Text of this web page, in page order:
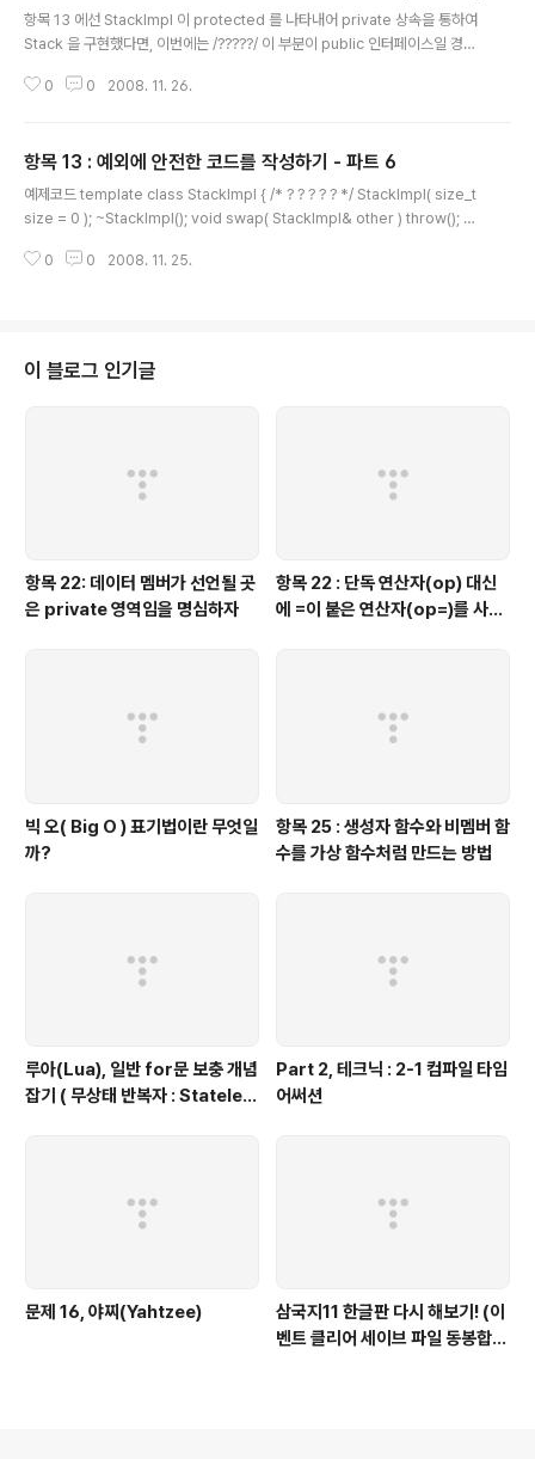
항목 13 에선 StackImpl 이 protected 를 나타내어 private 상속을 통하여
Stack 을 구현했다면, 이번에는 /?????/ 이 부분이 public 인터페이스일 경우,
kImpl { /* ? ? ? ? ? */ StackImpl( size_t size = 0 ); ~StackImpl(); voi
mpl( const StackImpl& ); StackImpl& operat..
0 0 2008. 11. 26.
항목 13 : 예외에 안전한 코드를 작성하기 - 파트 6
예제코드 template class StackImpl { /* ? ? ? ? ? */ StackImpl( size_t
size = 0 ); ~StackImpl(); void swap( StackImpl& other ) throw(); T*
복사가 허용되지 않음 StackImpl( const StackImpl& ); StackImpl& ope
0 0 2008. 11. 25.
이 블로그 인기글
항목 22: 데이터 멤버가 선언될 곳
은 private 영역임을 명심하자
항목 22 : 단독 연산자(op) 대신
에 =이 붙은 연산자(op=)를 사용
빅 오( Big O ) 표기법이란 무엇일
까?
항목 25 : 생성자 함수와 비멤버 함
수를 가상 함수처럼 만드는 방법
루아(Lua), 일반 for문 보충 개념
잡기 ( 무상태 반복자 : Stateles
Part 2, 테크닉 : 2-1 컴파일 타임
어써션
문제 16, 야찌(Yahtzee)
삼국지11 한글판 다시 해보기! (이
벤트 클리어 세이브 파일 동봉합니